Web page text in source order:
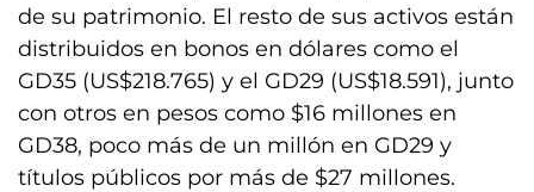
de su patrimonio. El resto de sus activos están
distribuidos en bonos en dólares como el
GD35 (US$218.765) y el GD29 (US$18.591), junto
con otros en pesos como $16 millones en
GD38, poco más de un millón en GD29 y
títulos públicos por más de $27 millones.